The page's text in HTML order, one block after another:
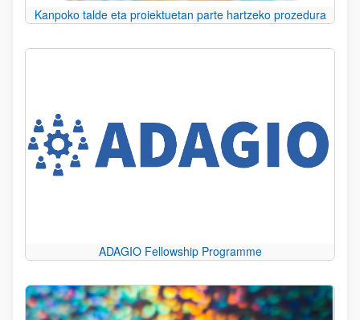
Kanpoko talde eta proiektuetan parte hartzeko prozedura
ADAGIO Fellowship Programme